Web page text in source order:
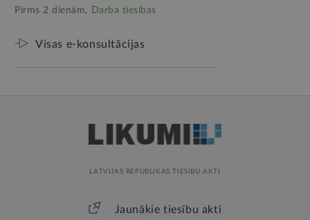
Pirms 2 dienām, Darba tiesības
Visas e-konsultācijas
LATVIJAS REPUBLIKAS TIESĪBU AKTI
Jaunākie tiesību akti